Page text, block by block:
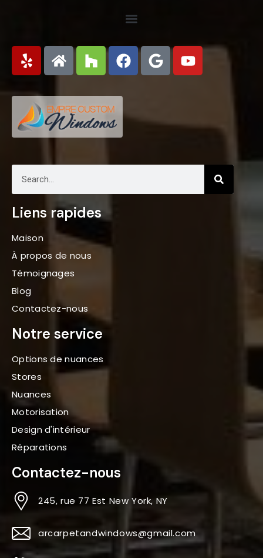
Liens rapides
Maison
À propos de nous
Témoignages
Blog
Contactez-nous
Notre service
Options de nuances
Stores
Nuances
Motorisation
Design d'intérieur
Réparations
Contactez-nous
245, rue 77 Est New York, NY
arcarpetandwindows@gmail.com